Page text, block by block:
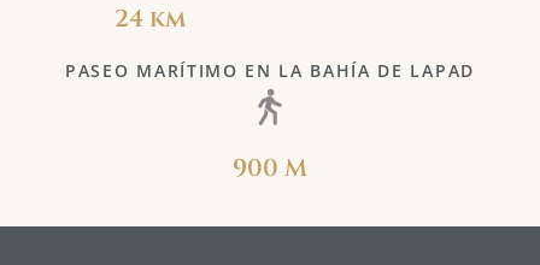
24 km
PASEO MARÍTIMO EN LA BAHÍA DE LAPAD
900 M